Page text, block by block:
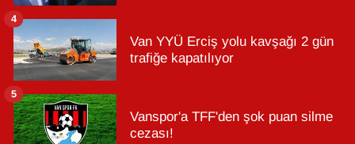
Van YYÜ Erciş yolu kavşağı 2 gün
trafiğe kapatılıyor
4
Vanspor'a TFF'den şok puan silme
cezası!
5